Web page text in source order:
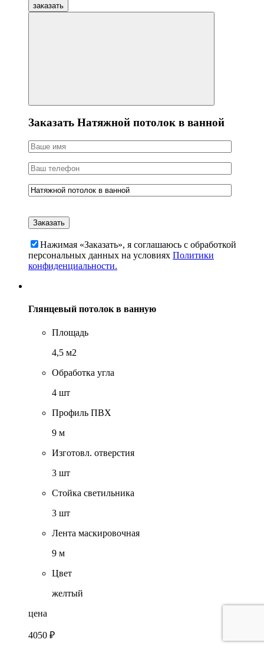
заказать
Заказать Натяжной потолок в ванной
Нажимая «Заказать», я соглашаюсь c обработкой
персональных данных на условиях Политики
конфиденциальности.
Глянцевый потолок в ванную
Площадь
4,5 м2
Обработка угла
4 шт
Профиль ПВХ
9 м
Изготовл. отверстия
3 шт
Стойка светильника
3 шт
Лента маскировочная
9 м
Цвет
желтый
цена
4050 ₽